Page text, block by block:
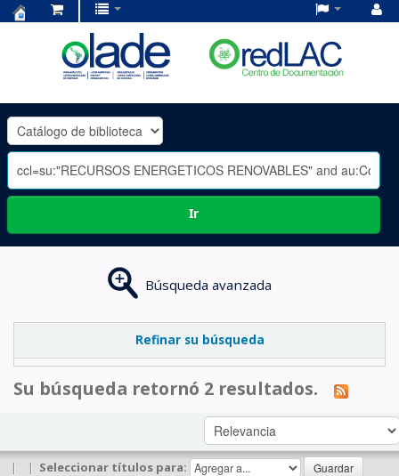
OLADE
-
Ir
Búsqueda avanzada
Refinar su búsqueda
Su búsqueda retornó 2 resultados.
| | Seleccionar títulos para: